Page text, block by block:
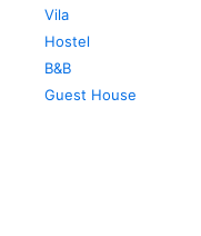
Vila
Hostel
B&B
Guest House